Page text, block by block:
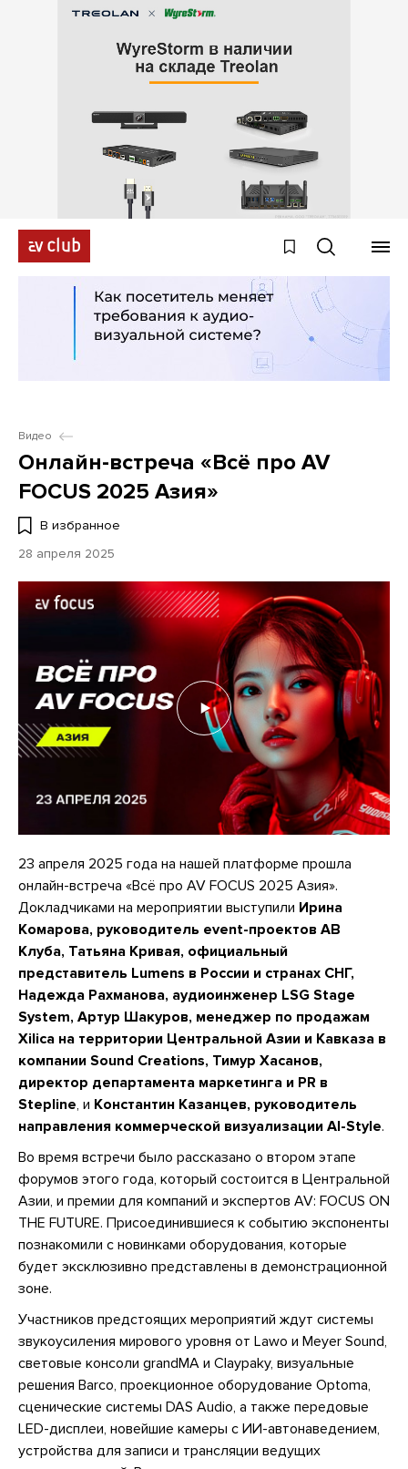
Видео
Онлайн-встреча «Всё про AV
FOCUS 2025 Азия»
В избранное
28 апреля 2025
23 апреля 2025 года на нашей платформе прошла
онлайн-встреча «Всё про AV FOCUS 2025 Азия».
Докладчиками на мероприятии выступили Ирина
Комарова, руководитель event-проектов АВ
Клуба, Татьяна Кривая, официальный
представитель Lumens в России и странах СНГ,
Надежда Рахманова, аудиоинженер LSG Stage
System, Артур Шакуров, менеджер по продажам
Xilica на территории Центральной Азии и Кавказа в
компании Sound Creations, Тимур Хасанов,
директор департамента маркетинга и PR в
Stepline, и Константин Казанцев, руководитель
направления коммерческой визуализации Al-Style.
Во время встречи было рассказано о втором этапе
форумов этого года, который состоится в Центральной
Азии, и премии для компаний и экспертов AV: FOCUS ON
THE FUTURE. Присоединившиеся к событию экспоненты
познакомили с новинками оборудования, которые
будет эксклюзивно представлены в демонстрационной
зоне.
Участников предстоящих мероприятий ждут системы
звукоусиления мирового уровня от Lawo и Meyer Sound,
световые консоли grandMA и Claypaky, визуальные
решения Barco, проекционное оборудование Optoma,
сценические системы DAS Audio, а также передовые
LED-дисплеи, новейшие камеры с ИИ-автонаведением,
устройства для записи и трансляции ведущих